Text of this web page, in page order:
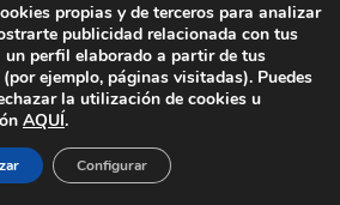
propias y de terceros para analizar
publicidad relacionada con tus
un perfil elaborado a partir de tus
ejemplo, páginas visitadas). Puedes
la utilización de cookies u
AQUÍ.
Configurar